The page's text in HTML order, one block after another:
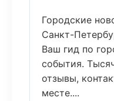
Городские
Санкт-
Ваш гид по
события.
отзывы,
месте....